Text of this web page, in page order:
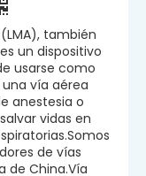
también
un dispositivo
usarse como
vía aérea
anestesia o
vidas en
de vías
de China.Vía